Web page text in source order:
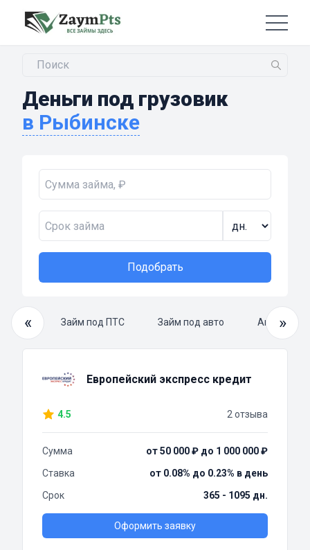
Деньги под грузовик
в Рыбинске
Подобрать
«
займ Займ под ПТС Займ под авто »
Европейский экспресс кредит
4.5 2 отзыва
Сумма
от 50 000 ₽ до 1 000 000 ₽
Ставка
от 0.08% до 0.23% в день
Срок
365 - 1095 дн.
Оформить заявку